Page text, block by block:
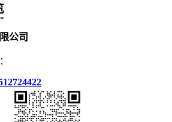
公司